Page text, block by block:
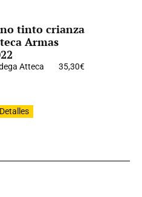
tinto crianza
Armas
Atteca 35,30€
Detalles